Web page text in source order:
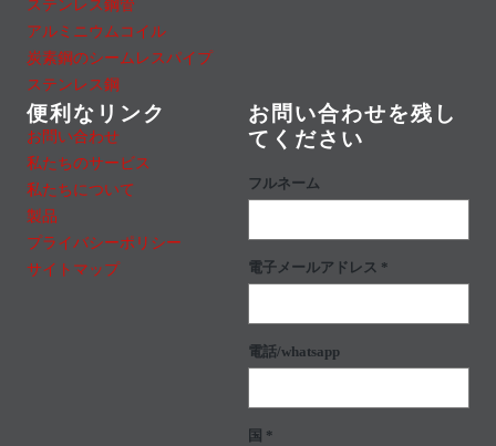
ステンレス鋼管
アルミニウムコイル
炭素鋼のシームレスパイプ
ステンレス鋼
便利なリンク
お問い合わせ
私たちのサービス
私たちについて
製品
プライバシーポリシー
サイトマップ
お問い合わせを残し
てください
フルネーム
電子メールアドレス *
電話/whatsapp
国 *